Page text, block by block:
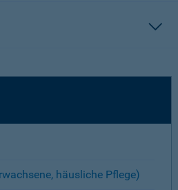
häusliche Pflege)